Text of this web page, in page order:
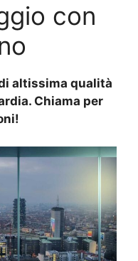
con
altissima qualità
Chiama per